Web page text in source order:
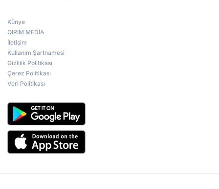
Künye
QIRIM MEDİA
İletişim
Kullanım Şartnamesi
Gizlilik Politikası
Çerez Politikası
Veri Politikası